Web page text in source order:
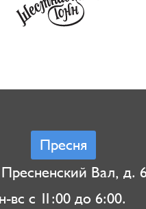
Пресня
Вал, д.
вс с 11:00 до 6:00.